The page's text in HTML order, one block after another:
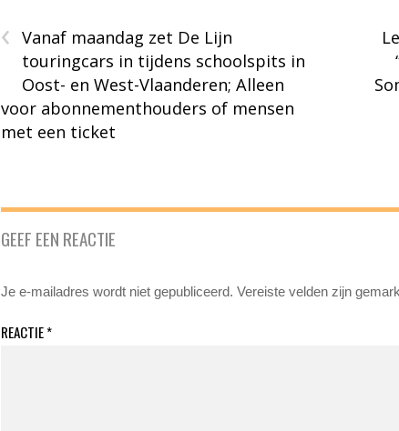
‹ Vanaf maandag zet De Lijn
touringcars in tijdens schoolspits in
Oost- en West-Vlaanderen; Alleen
voor abonnementhouders of mensen
met een ticket
GEEF EEN REACTIE
Je e-mailadres wordt niet gepubliceerd. Vereiste velden zijn
REACTIE*